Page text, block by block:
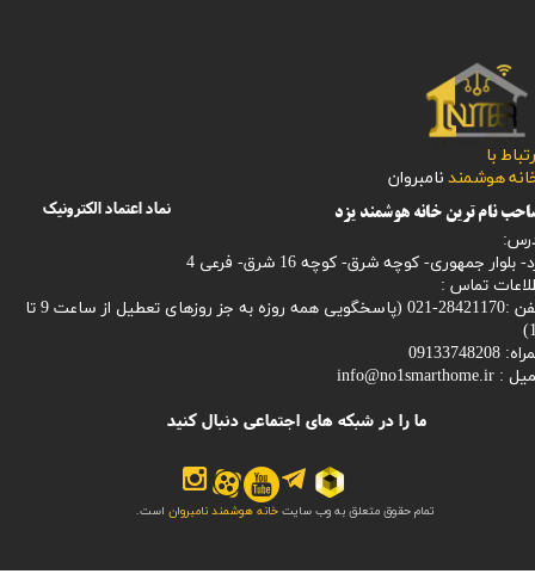
تمام حقوق متعلق به وب سایت خانه هوشمند نامبروان است.
با
هوشمند نامبروان
بلوار جمهوری- کوچه شرق- کوچه 16 شرق- فرعی 4
تماس :
021 (
پاسخگویی همه روزه به جز روزهای تعطیل از ساعت 9 تا
09133748208
:
info@no1smarthome.ir
ما را در شبکه های اجتماعی دنبال کنید
نماد اعتماد الکترونیک نام ترین خانه هوشمند یزد